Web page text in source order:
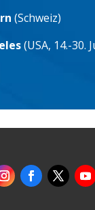
(Schweiz)
(USA, 14.-30.